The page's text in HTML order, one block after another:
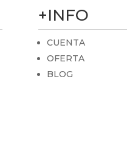
+INFO
CUENTA
OFERTA
BLOG